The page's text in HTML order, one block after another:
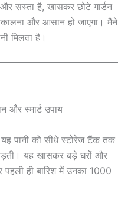
सस्ता है, खासकर छोटे गार्डन
और आसान हो जाएगा। मैंने
मिलता है।
पानी को सीधे स्टोरेज टैंक तक
यह खासकर बड़े घरों और
पहली ही बारिश में उनका 1000